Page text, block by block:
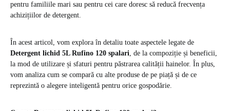
pentru familiile mari sau pentru cei care doresc să reducă frecvența
achizițiilor de detergent.
În acest articol, vom explora în detaliu toate aspectele legate de
Detergent lichid 5L Rufino 120 spalari, de la compoziție și beneficii,
la mod de utilizare și sfaturi pentru păstrarea calității hainelor. În plus,
vom analiza cum se compară cu alte produse de pe piață și de ce
reprezintă o alegere inteligentă pentru orice gospodărie.